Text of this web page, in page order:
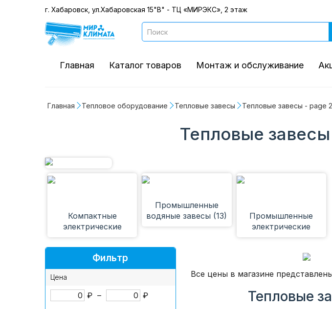
г. Хабаровск, ул.Хабаровская 15"В" - ТЦ «МИРЭКС», 2 этаж
Главная Каталог товаров Монтаж и обслуживание
Главная Тепловое оборудование Тепловые завесы Тепловые завесы - page 2
Тепловые
Компактные
электрические
завесы (27)
Промышленные
водяные завесы (13)
Промышленные
электрические
завесы (22)
Фильтр
Цена
₽ – ₽
Все цены в магазине
Тепловые